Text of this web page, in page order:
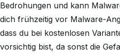
Bedrohungen und kann
dich frühzeitig vor Malware-
dass du bei kostenlosen
vorsichtig bist, da sonst die